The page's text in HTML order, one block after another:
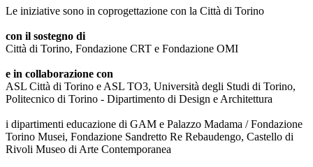
Le iniziative sono in coprogettazione con la Città di Torino
con il sostegno di
Città di Torino, Fondazione CRT e Fondazione OMI
e in collaborazione con
ASL Città di Torino e ASL TO3, Università degli Studi di Torino,
Politecnico di Torino - Dipartimento di Design e Architettura
i dipartimenti educazione di GAM e Palazzo Madama / Fondazione
Torino Musei, Fondazione Sandretto Re Rebaudengo, Castello di
Rivoli Museo di Arte Contemporanea